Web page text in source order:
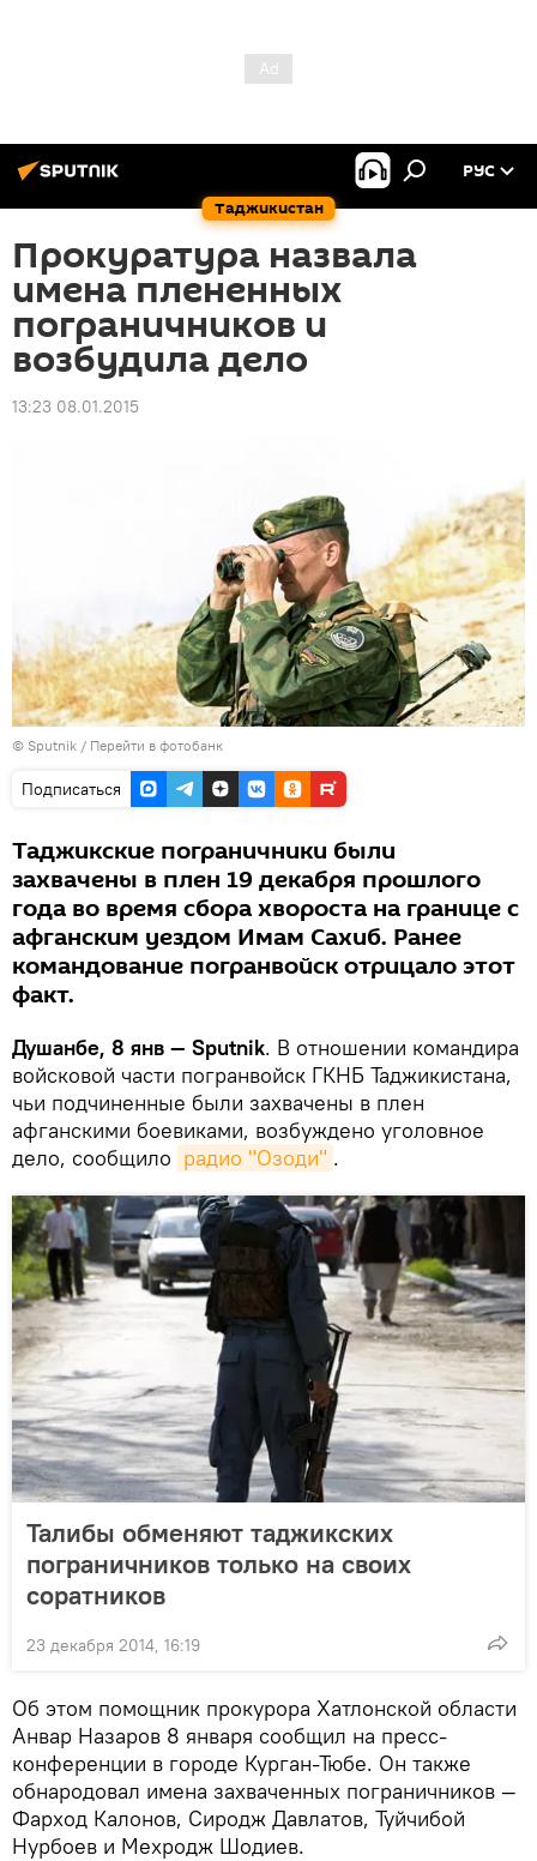
Таджикистан
РУС
Прокуратура назвала
имена плененных
пограничников и
возбудила дело
13:23 08.01.2015
© Sputnik / Перейти в фотобанк
Подписаться
Таджикские пограничники были
захвачены в плен 19 декабря прошлого
года во время сбора хвороста на границе с
афганским уездом Имам Сахиб. Ранее
командование погранвойск отрицало этот
факт.
Душанбе, 8 янв — Sputnik. В отношении командира
войсковой части погранвойск ГКНБ Таджикистана,
чьи подчиненные были захвачены в плен
афганскими боевиками, возбуждено уголовное
дело, сообщило радио "Озоди" .
Талибы обменяют таджикских
пограничников только на своих
соратников
23 декабря 2014, 16:19
Об этом помощник прокурора Хатлонской области
Анвар Назаров 8 января сообщил на пресс-
конференции в городе Курган-Тюбе. Он также
обнародовал имена захваченных пограничников —
Фарход Калонов, Сиродж Давлатов, Туйчибой
Нурбоев и Мехродж Шодиев.